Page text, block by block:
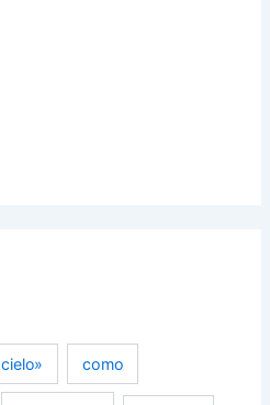
cielo» como